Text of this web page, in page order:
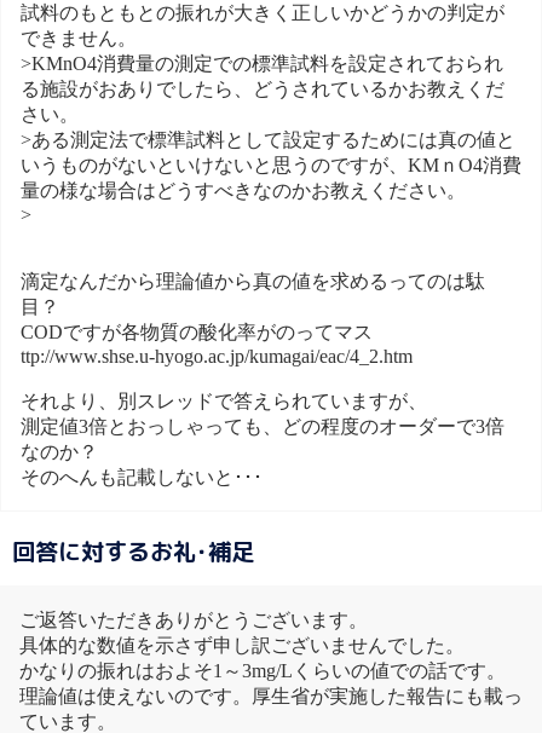
試料のもともとの振れが大きく正しいかどうかの判定が
できません。
>KMnO4消費量の測定での標準試料を設定されておられ
る施設がおありでしたら、どうされているかお教えくだ
さい。
>ある測定法で標準試料として設定するためには真の値と
いうものがないといけないと思うのですが、KMｎO4消費
量の様な場合はどうすべきなのかお教えください。
>
滴定なんだから理論値から真の値を求めるってのは駄
目？
CODですが各物質の酸化率がのってマス
ttp://www.shse.u-hyogo.ac.jp/kumagai/eac/4_2.htm
それより、別スレッドで答えられていますが、
測定値3倍とおっしゃっても、どの程度のオーダーで3倍
なのか？
そのへんも記載しないと･･･
回答に対するお礼･補足
ご返答いただきありがとうございます。
具体的な数値を示さず申し訳ございませんでした。
かなりの振れはおよそ1～3mg/Lくらいの値での話です。
理論値は使えないのです。厚生省が実施した報告にも載っ
ています。